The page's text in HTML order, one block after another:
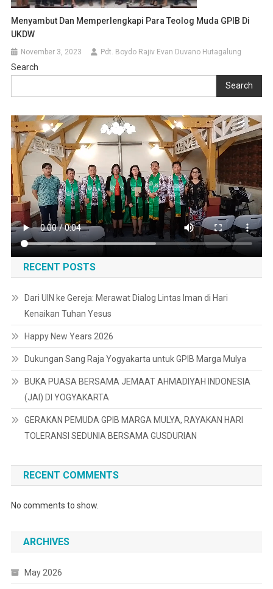
Menyambut Dan Memperlengkapi Para Teolog Muda GPIB Di
UKDW
November 3, 2023 Pdt. Boydo Rajiv Evan Duvano Hutagalung
Search
Search
RECENT POSTS
Dari UIN ke Gereja: Merawat Dialog Lintas Iman di Hari
Kenaikan Tuhan Yesus
Happy New Years 2026
Dukungan Sang Raja Yogyakarta untuk GPIB Marga Mulya
BUKA PUASA BERSAMA JEMAAT AHMADIYAH INDONESIA
(JAI) DI YOGYAKARTA
GERAKAN PEMUDA GPIB MARGA MULYA, RAYAKAN HARI
TOLERANSI SEDUNIA BERSAMA GUSDURIAN
RECENT COMMENTS
No comments to show.
ARCHIVES
May 2026